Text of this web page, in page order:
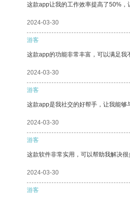
这款app让我的工作效率提高了50%，
2024-03-30
游客
这款app的功能非常丰富，可以满足我
2024-03-30
游客
这款app是我社交的好帮手，让我能够
2024-03-30
游客
这款软件非常实用，可以帮助我解决
2024-03-30
游客